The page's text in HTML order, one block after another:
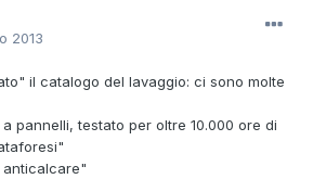
2013
il catalogo del lavaggio: ci sono molte
pannelli, testato per oltre 10.000 ore di
anticalcare"